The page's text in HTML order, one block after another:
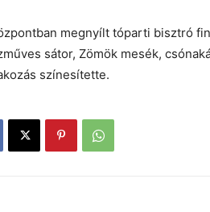
megnyílt tóparti bisztró
sátor, Zömök mesék,
színesítette.